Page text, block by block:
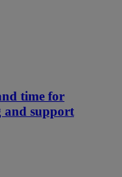
time for
support